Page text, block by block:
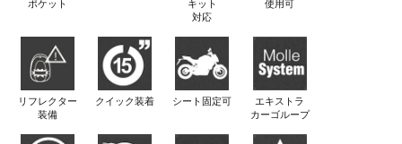
対応
リフレクター
装備
クイック装着 シート固定可
エキストラ
カーゴループ